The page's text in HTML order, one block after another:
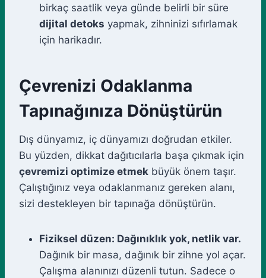
birkaç saatlik veya günde belirli bir süre
dijital detoks yapmak, zihninizi sıfırlamak
için harikadır.
Çevrenizi Odaklanma
Tapınağınıza Dönüştürün
Dış dünyamız, iç dünyamızı doğrudan etkiler.
Bu yüzden, dikkat dağıtıcılarla başa çıkmak için
çevremizi optimize etmek büyük önem taşır.
Çalıştığınız veya odaklanmanız gereken alanı,
sizi destekleyen bir tapınağa dönüştürün.
Fiziksel düzen: Dağınıklık yok, netlik var.
Dağınık bir masa, dağınık bir zihne yol açar.
Çalışma alanınızı düzenli tutun. Sadece o